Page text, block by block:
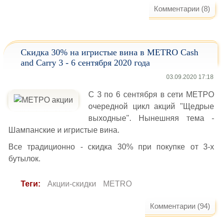
Комментарии (8)
Скидка 30% на игристые вина в METRO Cash
and Carry 3 - 6 сентября 2020 года
03.09.2020 17:18
С 3 по 6 сентября в сети МЕТРО
очередной цикл акций "Щедрые
выходные". Нынешняя тема -
Шампанские и игристые вина.
Все традиционно - скидка 30% при покупке от 3-х
бутылок.
Теги: Акции-скидки METRO
Комментарии (94)